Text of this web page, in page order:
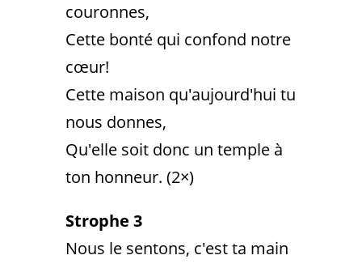
couronnes,
Cette bonté qui confond notre
cœur!
Cette maison qu'aujourd'hui tu
nous donnes,
Qu'elle soit donc un temple à
ton honneur. (2×)
Strophe 3
Nous le sentons, c'est ta main